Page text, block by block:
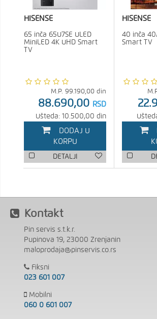
HISENSE
65 inča 65U7SE ULED
MiniLED 4K UHD Smart
TV
M.P. 99.190,00 din
88.690,00 RSD
Ušteda: 10.500,00 din
DODAJ U
KORPU
DETALJI
HISENSE
40 inča
Smart TV
Kontakt
Pin servis s.t.k.r.
Pupinova 19, 23000 Zrenjanin
maloprodaja@pinservis.co.rs
Fiksni
023 601 007
Mobilni
060 0 601 007